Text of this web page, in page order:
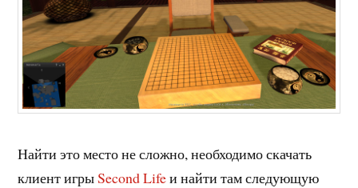
Найти это место не сложно, необходимо скачать
клиент игрыSecond Lifeи найти там следующую